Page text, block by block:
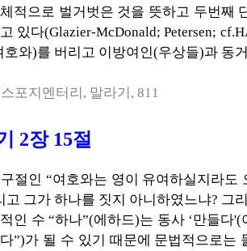
적으로 벌거벗은 것을 뜻하고 두번째
있다(Glazier-McDonald; Petersen;
호와)를 버리고 이방여인(우상들)과 동
포지멘터리, 말라기, 811
2장 15절
절인 “여호와는 영이 유여하실지라
고 그가 하나를 짓지 아니하였느냐? 그
인 수 “하나”(에하드)는 동사 ‘만들다
”)가 될 수 있기 때문에 문법적으로